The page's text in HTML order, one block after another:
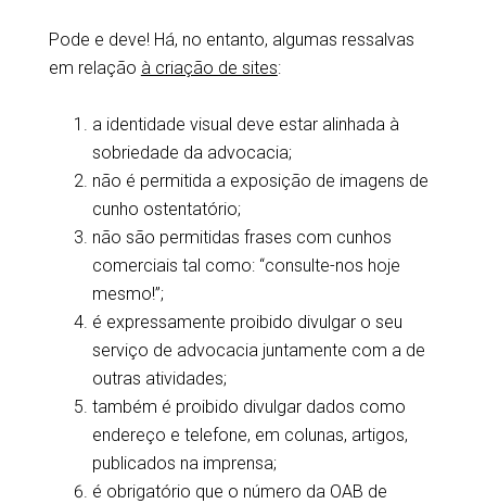
Pode e deve! Há, no entanto, algumas ressalvas
em relação à criação de sites:
a identidade visual deve estar alinhada à
sobriedade da advocacia;
não é permitida a exposição de imagens de
cunho ostentatório;
não são permitidas frases com cunhos
comerciais tal como: “consulte-nos hoje
mesmo!”;
é expressamente proibido divulgar o seu
serviço de advocacia juntamente com a de
outras atividades;
também é proibido divulgar dados como
endereço e telefone, em colunas, artigos,
publicados na imprensa;
é obrigatório que o número da OAB de